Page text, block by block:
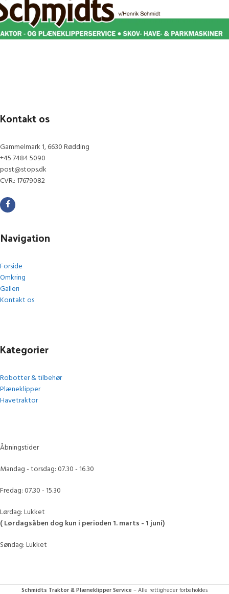
Kontakt os
Gammelmark 1, 6630 Rødding
+45 7484 5090
post@stops.dk
CVR.: 17679082
Navigation
Forside
Omkring
Galleri
Kontakt os
Kategorier
Robotter & tilbehør
Plæneklipper
Havetraktor
Åbningstider
Mandag - torsdag: 07.30 - 16.30
Fredag: 07.30 - 15.30
Lørdag: Lukket
( Lørdagsåben dog kun i perioden 1. marts - 1 juni)
Søndag: Lukket
Schmidts Traktor & Plæneklipper Service – Alle rettigheder forbeholdes